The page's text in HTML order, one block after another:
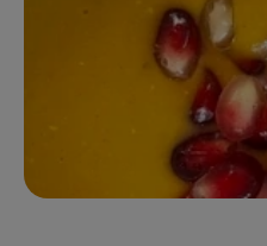
Obst & Gemüse
Vorratskammer
Frühstück